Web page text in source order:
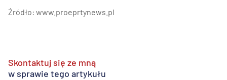
Źródło: www.proeprtynews.pl
Skontaktuj się ze mną
w sprawie tego artykułu